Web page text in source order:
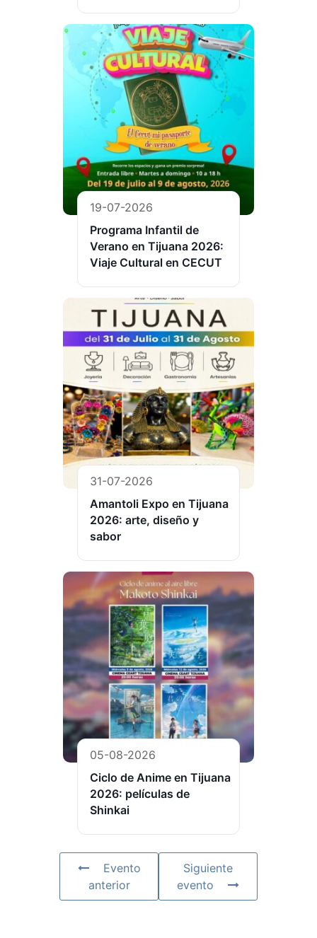
19-07-2026
Programa Infantil de
Verano en Tijuana 2026:
Viaje Cultural en CECUT
31-07-2026
Amantoli Expo en Tijuana
2026: arte, diseño y
sabor
05-08-2026
Ciclo de Anime en Tijuana
2026: películas de
Shinkai
Evento
anterior
Siguiente
evento